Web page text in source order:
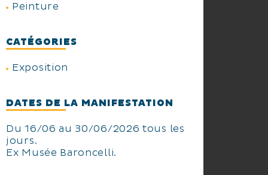
Peinture
CATÉGORIES
Exposition
DATES DE LA MANIFESTATION
Du 16/06 au 30/06/2026 tous les
jours.
Ex Musée Baroncelli.